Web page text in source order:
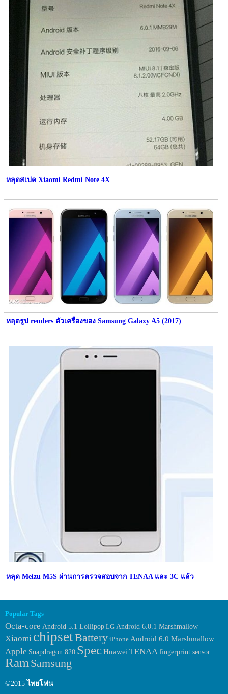
หลุดสเปค Xiaomi Redmi Note 4X
หลุดรูป renders ตัวเครื่องของ Samsung Galaxy A5 (2017)
หลุด Meizu M5S ผ่านการตรวจสอบจาก TENAA และ 3C แล้ว
Popular Tags
Octa-core Android 5.1 Lollipop LG Android 6.0.1 Marshmallow
Xiaomi chipsetBattery iPhone Android 6.0 Marshmallow
Apple Snapdragon 820 SpecHuawei TENAA fingerprint sensor
Ram Samsung
©2015ไทยโฟน